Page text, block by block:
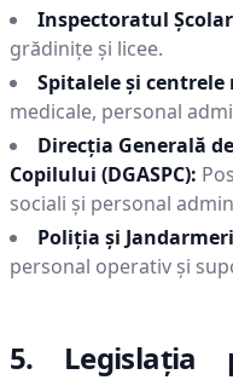
Inspectoratul
grădinițe și licee.
Spitalele și centrele
medicale, personal
Direcția Generală
Copilului (DGASPC):
sociali și personal
Poliția și
personal operativ și
5. Legislația